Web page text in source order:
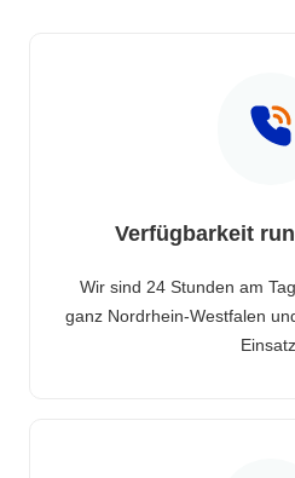
Verfügbarkeit
Wir sind 24 Stunden am
ganz Nordrhein-Westfalen
Einsatz.